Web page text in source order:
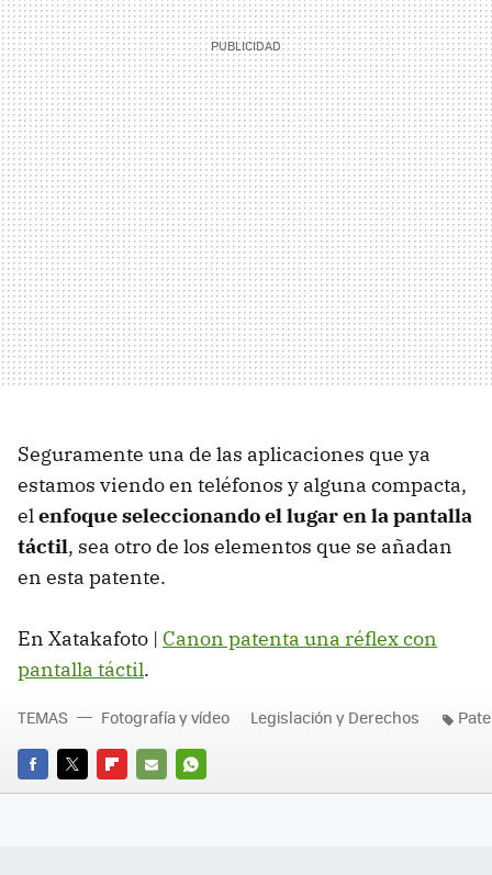
Seguramente una de las aplicaciones que ya
estamos viendo en teléfonos y alguna compacta,
elenfoque seleccionando el lugar en la pantalla
táctil, sea otro de los elementos que se añadan
en esta patente.
En Xatakafoto | Canon patenta una réflex con
pantalla táctil.
FACEBOOK
TWITTERFLIPBOARD
E-
WHATSAPP
TEMAS Fotografía y vídeo Legislación y Derechos